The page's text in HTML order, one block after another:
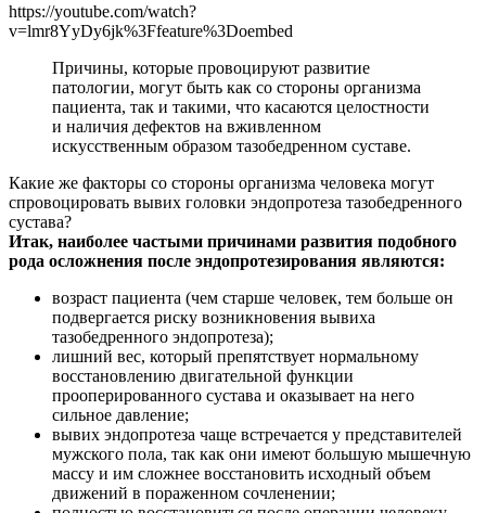
https://youtube.com/watch?
v=lmr8YyDy6jk%3Ffeature%3Doembed
Причины, которые провоцируют развитие
патологии, могут быть как со стороны организма
пациента, так и такими, что касаются целостности
и наличия дефектов на вживленном
искусственным образом тазобедренном суставе.
Какие же факторы со стороны организма человека могут
спровоцировать вывих головки эндопротеза тазобедренного
сустава?
Итак, наиболее частыми причинами развития подобного
рода осложнения после эндопротезирования являются:
возраст пациента (чем старше человек, тем больше он
подвергается риску возникновения вывиха
тазобедренного эндопротеза);
лишний вес, который препятствует нормальному
восстановлению двигательной функции
прооперированного сустава и оказывает на него
сильное давление;
вывих эндопротеза чаще встречается у представителей
мужского пола, так как они имеют большую мышечную
массу и им сложнее восстановить исходный объем
движений в пораженном сочленении;